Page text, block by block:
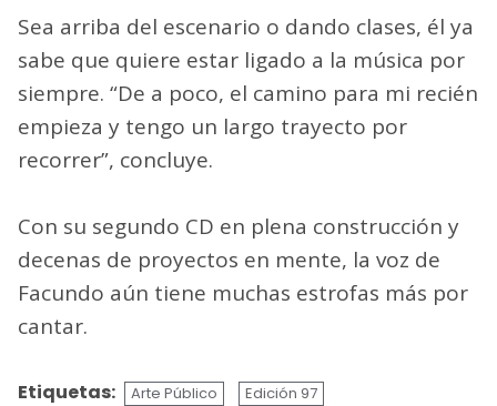
Sea arriba del escenario o dando clases, él ya
sabe que quiere estar ligado a la música por
siempre. “De a poco, el camino para mi recién
empieza y tengo un largo trayecto por
recorrer”, concluye.
Con su segundo CD en plena construcción y
decenas de proyectos en mente, la voz de
Facundo aún tiene muchas estrofas más por
cantar.
Etiquetas: Arte Público
Edición 97